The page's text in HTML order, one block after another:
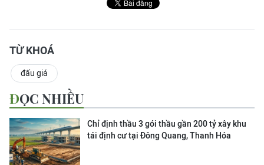
TỪ KHOÁ
đấu giá
ĐỌC NHIỀU
Chỉ định thầu 3 gói thầu gần 200 tỷ xây khu
tái định cư tại Đông Quang, Thanh Hóa